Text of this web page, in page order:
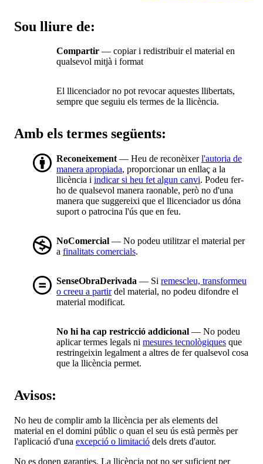
Sou lliure de:
Compartir — copiar i redistribuir el material en
qualsevol mitjà i format
El llicenciador no pot revocar aquestes llibertats,
sempre que seguiu els termes de la llicència.
Amb els termes següents:
Reconeixement — Heu de reconèixerl'autoria de
manera apropiada, proporcionar un enllaç a la
llicència i indicar si heu fet algun canvi. Podeu fer-
ho de qualsevol manera raonable, però no d'una
manera que suggereixi que el llicenciador us dóna
suport o patrocina l'ús que en feu.
NoComercial — No podeu utilitzar el material per
a finalitats comercials.
SenseObraDerivada — Si remescleu, transformeu
o creeu a partirdel material, no podeu difondre el
material modificat.
No hi ha cap restricció addicional — No podeu
aplicar termes legals ni mesures tecnològiques que
restringeixin legalment a altres de fer qualsevol cosa
que la llicència permet.
Avisos:
No heu de complir amb la llicència per als elements del
material en el domini públic o quan el seu ús està permès per
l'aplicació d'una excepció o limitació dels drets d'autor.
No es donen garanties. La llicència pot no ser suficient per